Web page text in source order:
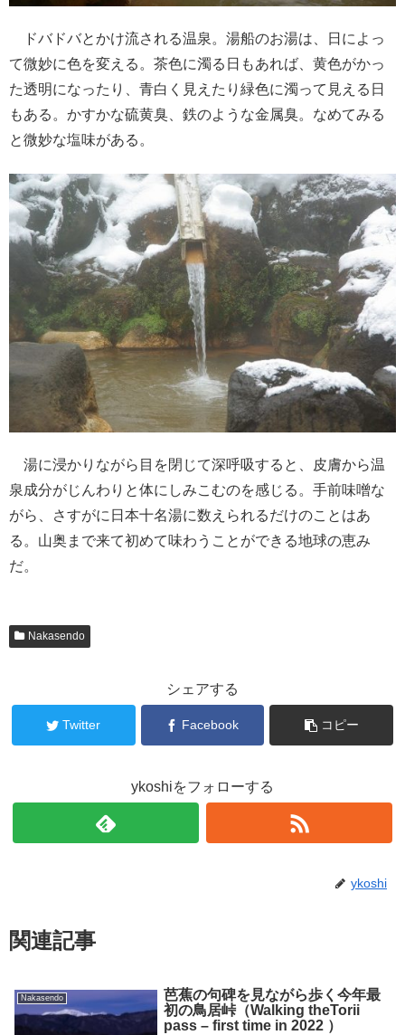
ドバドバとかけ流される温泉。湯船のお湯は、日によっ
て微妙に色を変える。茶色に濁る日もあれば、黄色がかっ
た透明になったり、青白く見えたり緑色に濁って見える日
もある。かすかな硫黄臭、鉄のような金属臭。なめてみる
と微妙な塩味がある。
湯に浸かりながら目を閉じて深呼吸すると、皮膚から温
泉成分がじんわりと体にしみこむのを感じる。手前味噌な
がら、さすがに日本十名湯に数えられるだけのことはあ
る。山奥まで来て初めて味わうことができる地球の恵み
だ。
Nakasendo
シェアする
Twitter Facebook コピー
ykoshiをフォローする
ykoshi
関連記事
Nakasendo
芭蕉の句碑を見ながら歩く今年最
初の鳥居峠（Walking theTorii
pass – first time in 2022 ）